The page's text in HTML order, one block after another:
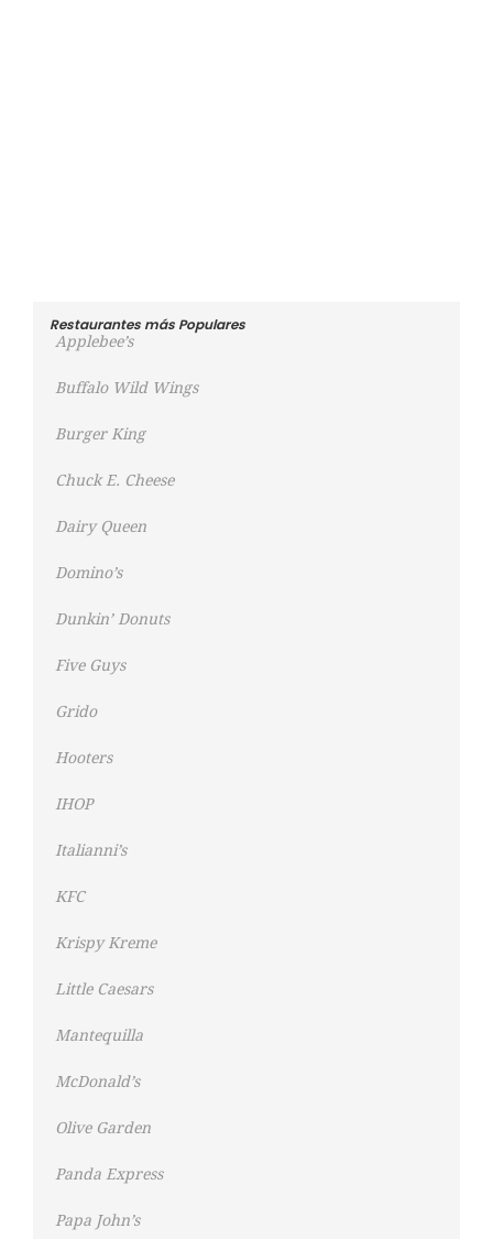
Restaurantes más Populares
Applebee’s
Buffalo Wild Wings
Burger King
Chuck E. Cheese
Dairy Queen
Domino’s
Dunkin’ Donuts
Five Guys
Grido
Hooters
IHOP
Italianni’s
KFC
Krispy Kreme
Little Caesars
Mantequilla
McDonald’s
Olive Garden
Panda Express
Papa John’s